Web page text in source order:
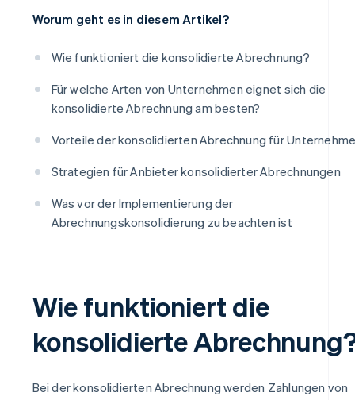
Worum geht es in diesem Artikel?
Wie funktioniert die konsolidierte Abrechnung?
Für welche Arten von Unternehmen eignet sich die
konsolidierte Abrechnung am besten?
Vorteile der konsolidierten Abrechnung für
Strategien für Anbieter konsolidierter Abrechnungen
Was vor der Implementierung der
Abrechnungskonsolidierung zu beachten ist
Wie funktioniert die
konsolidierte
Bei der konsolidierten Abrechnung werden Zahlungen von